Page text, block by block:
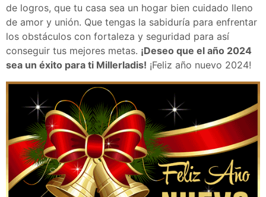
de logros, que tu casa sea un hogar bien cuidado lleno
de amor y unión. Que tengas la sabiduría para enfrentar
los obstáculos con fortaleza y seguridad para así
conseguir tus mejores metas. ¡Deseo que el año 2024
sea un éxito para ti Millerladis! ¡Feliz año nuevo 2024!